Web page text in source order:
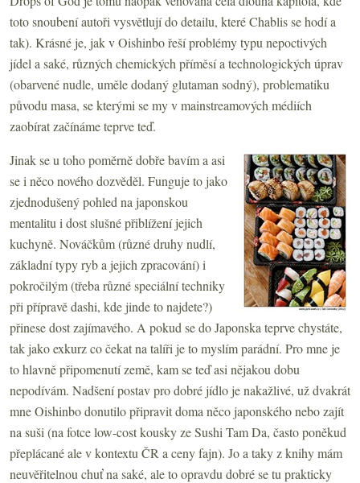
toto snoubení autoři vysvětlují do detailu, které Chablis se hodí a
tak). Krásné je, jak v Oishinbo řeší problémy typu nepoctivých
jídel a saké, různých chemických příměsí a technologických úprav
(obarvené nudle, uměle dodaný glutaman sodný), problematiku
původu masa, se kterými se my v mainstreamových médiích
zaobírat začínáme teprve teď.
Jinak se u toho poměrně dobře bavím a asi
se i něco nového dozvěděl. Funguje to jako
zjednodušený pohled na japonskou
mentalitu i dost slušné přiblížení jejich
kuchyně. Nováčkům (různé druhy nudlí,
základní typy ryb a jejich zpracování) i
pokročilým (třeba různé speciální techniky
při přípravě dashi, kde jinde to najdete?)
přinese dost zajímavého. A pokud se do Japonska teprve chystáte,
tak jako exkurz co čekat na talíři je to myslím parádní. Pro mne je
to hlavně připomenutí země, kam se teď asi nějakou dobu
nepodívám. Nadšení postav pro dobré jídlo je nakažlivé, už dvakrát
mne Oishinbo donutilo připravit doma něco japonského nebo zajít
na suši (na fotce low-cost kousky ze Sushi Tam Da, často poněkud
přeplácané ale v kontextu ČR a ceny fajn). Jo a taky z knihy mám
neuvěřitelnou chuť na saké, ale to opravdu dobré se tu prakticky